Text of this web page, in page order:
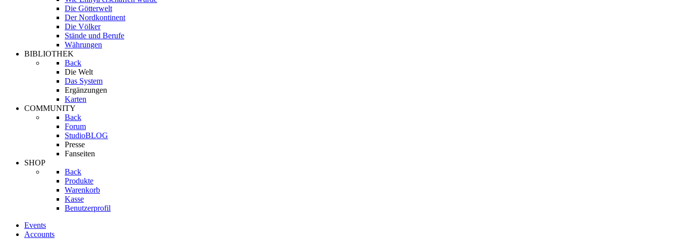
Die Götterwelt
Der Nordkontinent
Die Völker
Stände und Berufe
Währungen
BIBLIOTHEK
Back
Die Welt
Das System
Ergänzungen
Karten
COMMUNITY
Back
Forum
StudioBLOG
Presse
Fanseiten
SHOP
Back
Produkte
Warenkorb
Kasse
Benutzerprofil
Events
Accounts